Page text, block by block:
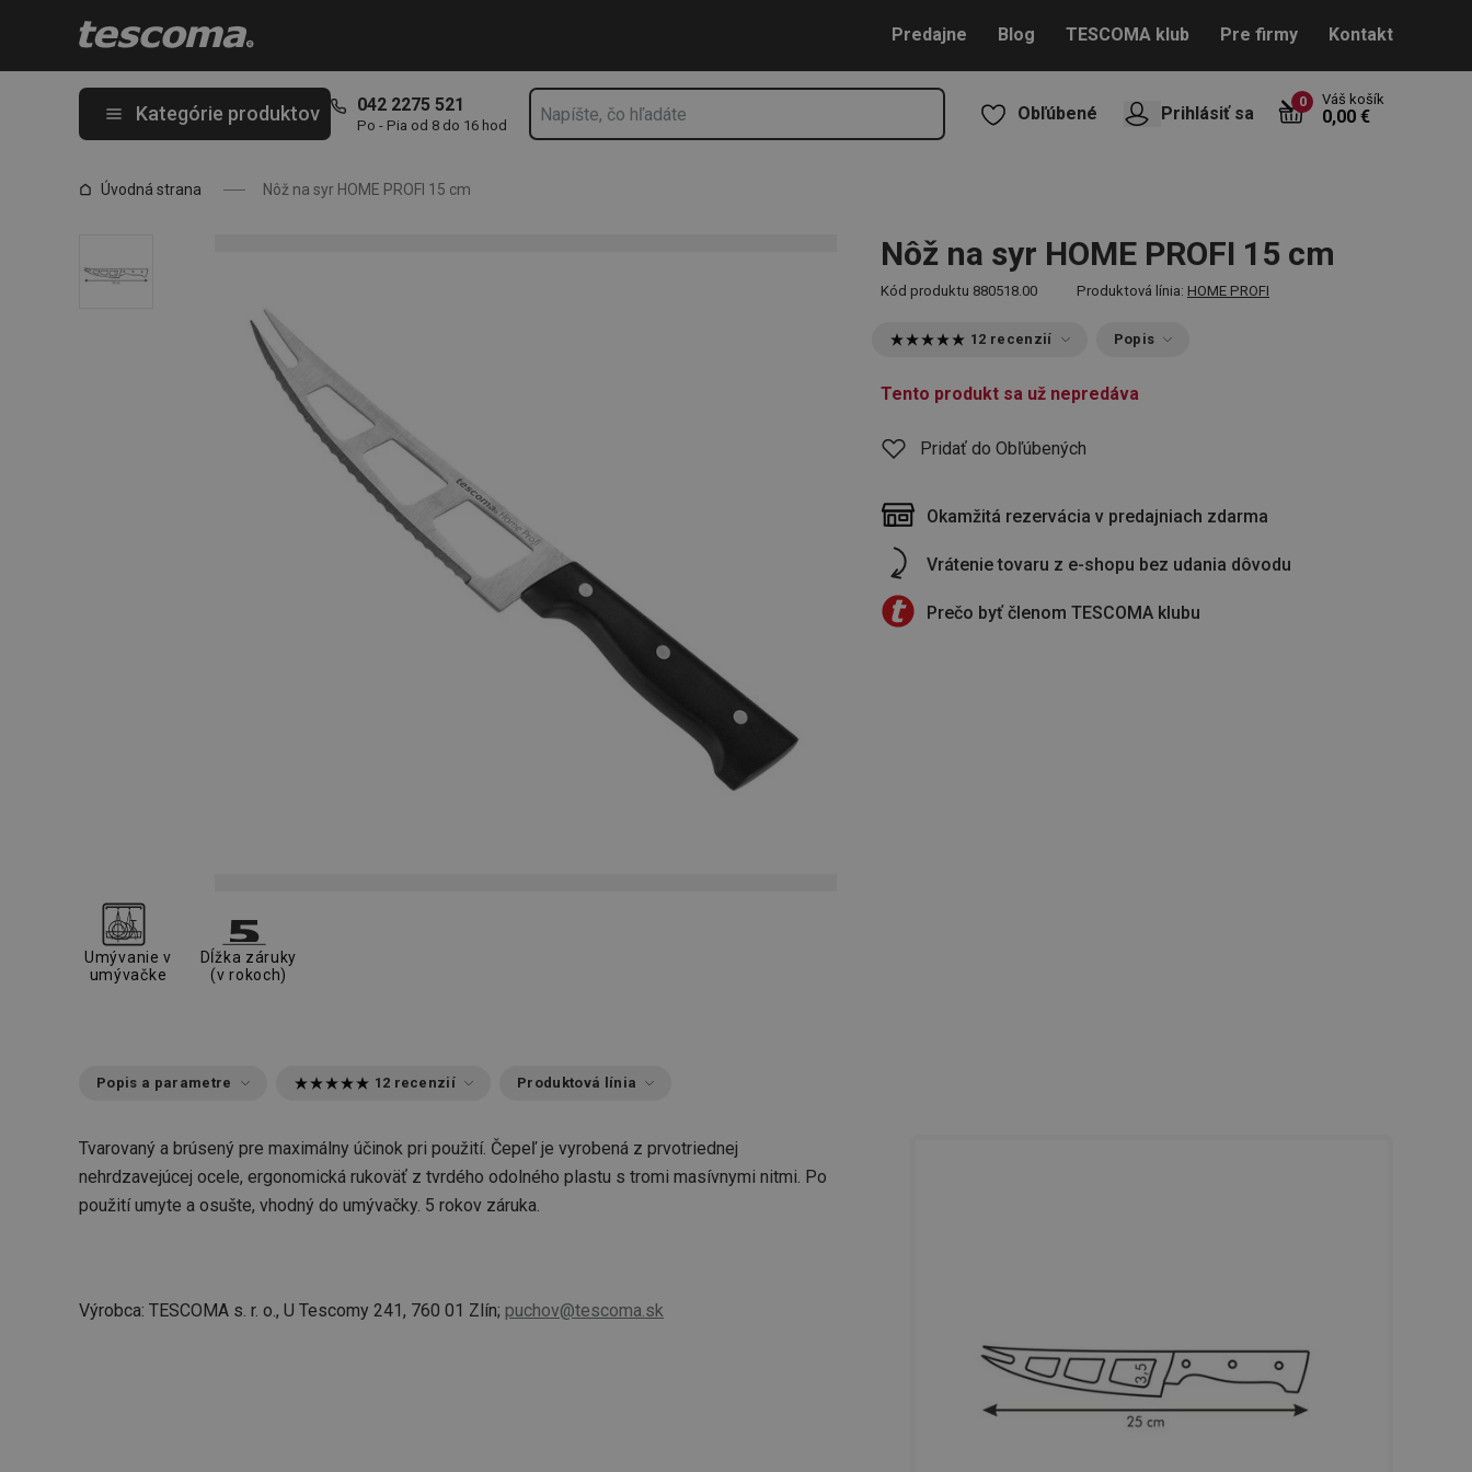
Predajne Blog TESCOMA klub Pre firmy Kontakt
Kategórie produktov 042 2275 521
Po - Pia od 8 do 16 hod
Obľúbené Prihlásiť sa
0 Váš košík
0,00 €
Úvodná strana Nôž na syr HOME PROFI 15 cm
Nôž na syr HOME PROFI 15 cm
Kód produktu 880518.00 Produktová línia: HOME PROFI
12 recenzií Popis
Tento produkt sa už nepredáva
Pridať do Obľúbených
Okamžitá rezervácia v predajniach zdarma
Vrátenie tovaru z e-shopu bez udania dôvodu
Prečo byť členom TESCOMA klubu
Umývanie v
umývačke
Dĺžka záruky
(v rokoch)
Popis a parametre 12 recenzií Produktová línia
Tvarovaný a brúsený pre maximálny účinok pri použití. Čepeľ je vyrobená z prvotriednej
nehrdzavejúcej ocele, ergonomická rukoväť z tvrdého odolného plastu s tromi masívnymi nitmi. Po
použití umyte a osušte, vhodný do umývačky. 5 rokov záruka.
Výrobca: TESCOMA s. r. o., U Tescomy 241, 760 01 Zlín; puchov@tescoma.sk